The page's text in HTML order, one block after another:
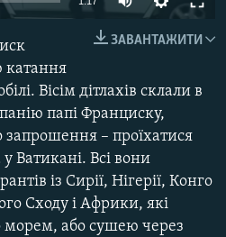
ЗАВАНТАЖИТИ
катання
Вісім дітлахів склали в
папі Франциску,
– проїхатися
Ватикані. Всі вони
із Сирії, Нігерії, Конго
Сходу і Африки, які
морем, або сушею через